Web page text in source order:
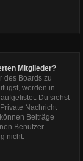
Mitglieder?
des Boards zu
werden in
Du siehst
Nachricht
Beiträge
Benutzer
nicht.